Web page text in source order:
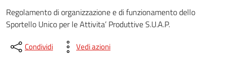
Regolamento di organizzazione e di funzionamento dello
Sportello Unico per le Attivita’ Produttive S.U.A.P.
Condividi Vedi azioni